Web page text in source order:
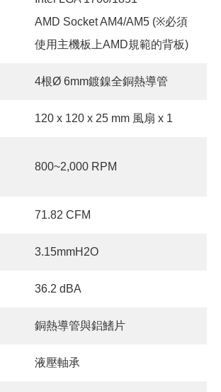
AMD Socket AM4/AM5 (※必須
使用主機板上AMD規範的背板)
4根Ø 6mm鍍鎳全銅熱導管
120 x 120 x 25 mm 風扇 x 1
800~2,000 RPM
71.82 CFM
3.15mmH2O
36.2 dBA
銅熱導管與鋁鰭片
液壓軸承